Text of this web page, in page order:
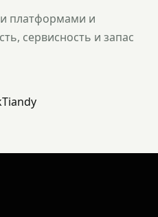
платформами и
сервисность и запас
Tiandy